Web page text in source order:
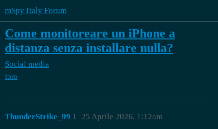
mSpy Italy Forum
Come monitoreare un iPhone a
distanza senza installare nulla?
Social media
foro
ThunderStrike_99 25 Aprile 2026, 1:12am
1